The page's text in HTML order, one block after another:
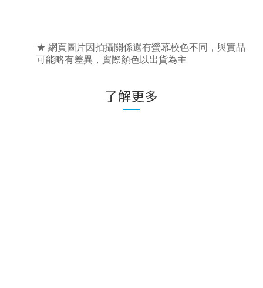
★ 網頁圖片因拍攝關係還有螢幕校色不同，與實品
可能略有差異，實際顏色以出貨為主
了解更多